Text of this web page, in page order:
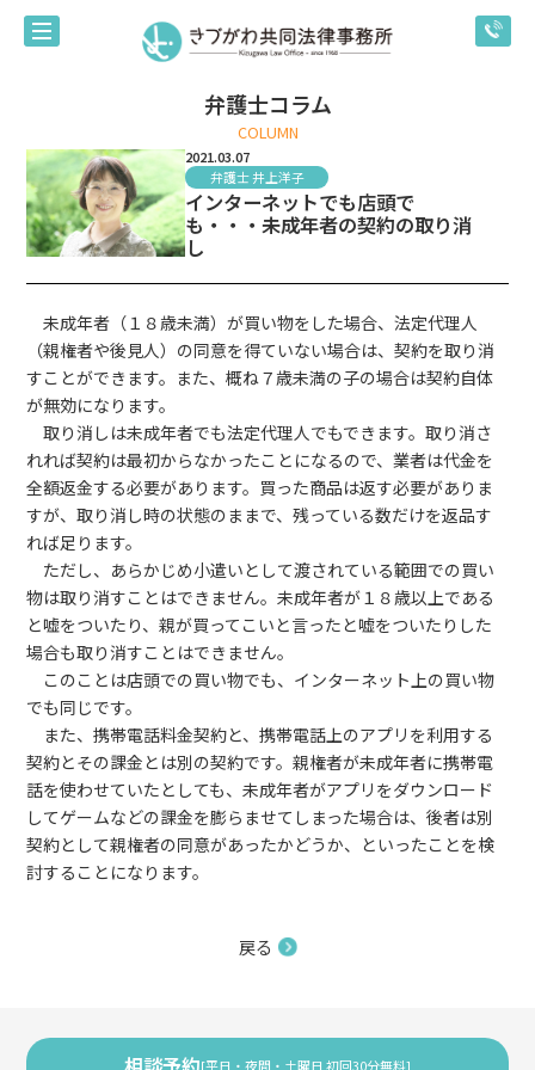
弁護士コラム
COLUMN
2021.03.07
弁護士 井上洋子
インターネットでも店頭で
も・・・未成年者の契約の取り消
し
未成年者（１８歳未満）が買い物をした場合、法定代理人
（親権者や後見人）の同意を得ていない場合は、契約を取り消
すことができます。また、概ね７歳未満の子の場合は契約自体
が無効になります。
取り消しは未成年者でも法定代理人でもできます。取り消さ
れれば契約は最初からなかったことになるので、業者は代金を
全額返金する必要があります。買った商品は返す必要がありま
すが、取り消し時の状態のままで、残っている数だけを返品す
れば足ります。
ただし、あらかじめ小遣いとして渡されている範囲での買い
物は取り消すことはできません。未成年者が１８歳以上である
と嘘をついたり、親が買ってこいと言ったと嘘をついたりした
場合も取り消すことはできません。
このことは店頭での買い物でも、インターネット上の買い物
でも同じです。
また、携帯電話料金契約と、携帯電話上のアプリを利用する
契約とその課金とは別の契約です。親権者が未成年者に携帯電
話を使わせていたとしても、未成年者がアプリをダウンロード
してゲームなどの課金を膨らませてしまった場合は、後者は別
契約として親権者の同意があったかどうか、といったことを検
討することになります。
戻る
[平日・夜間・土曜日 初回30分無料]